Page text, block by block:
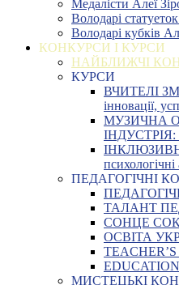
Медалісти Алеї
Володарі
Володарі кубків
КОНКУРСИ І КУРСИ
НАЙБЛИЖЧІ
КУРСИ
ВЧИТЕЛІ
інновації,
МУЗИЧНА
ІНДУСТРІЯ:
ПЕДАГОГІЧНІ
ТАЛАНТ
СОНЦЕ
ОСВІТА
МИСТЕЦЬКІ